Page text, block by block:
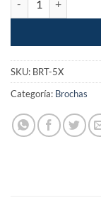
SKU: BRT-5X
Categoría: Brochas